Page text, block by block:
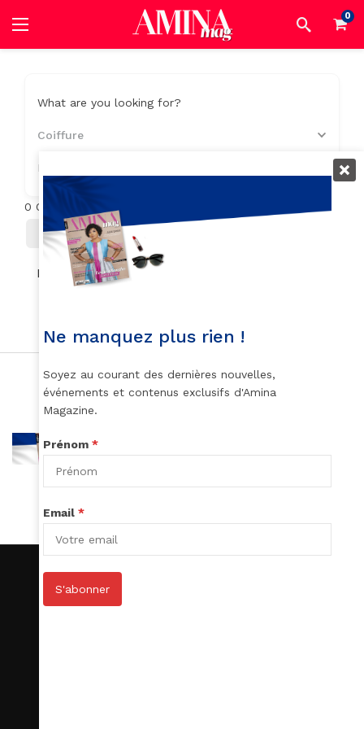
0
What are you looking for?
Coiffure
Location
0 Objets trouvés
Filter
No listings found.
Ne manquez plus rien !
Soyez au courant des dernières nouvelles,
événements et contenus exclusifs d'Amina
Magazine.
Prénom *
Email *
S'abonner